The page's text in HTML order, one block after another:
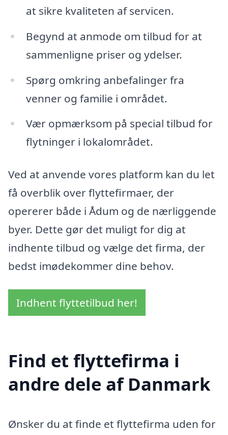
at sikre kvaliteten af servicen.
Begynd at anmode om tilbud for at
sammenligne priser og ydelser.
Spørg omkring anbefalinger fra
venner og familie i området.
Vær opmærksom på special tilbud for
flytninger i lokalområdet.
Ved at anvende vores platform kan du let
få overblik over flyttefirmaer, der
opererer både i Ådum og de nærliggende
byer. Dette gør det muligt for dig at
indhente tilbud og vælge det firma, der
bedst imødekommer dine behov.
Indhent flyttetilbud her!
Find et flyttefirma i
andre dele af Danmark
Ønsker du at finde et flyttefirma uden for